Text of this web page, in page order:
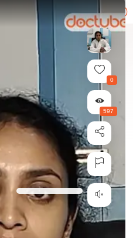
---
0
597